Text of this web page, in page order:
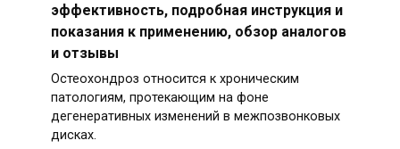
эффективность, подробная инструкция и
показания к применению, обзор аналогов
и отзывы
Остеохондроз относится к хроническим
патологиям, протекающим на фоне
дегенеративных изменений в межпозвонковых
дисках.